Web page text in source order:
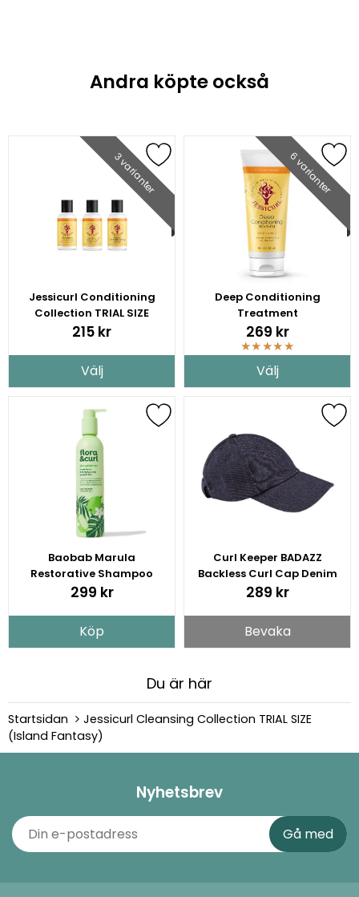
Andra köpte också
3 varianter
Jessicurl Conditioning
Collection TRIAL SIZE
215 kr
Välj
6 varianter
Deep Conditioning
Treatment
★★★★★
269 kr
Välj
Baobab Marula
Restorative Shampoo
299 kr
Köp
Curl Keeper BADAZZ
Backless Curl Cap Denim
Blue
289 kr
Bevaka
Du är här
Startsidan
Jessicurl Cleansing Collection TRIAL SIZE
(Island Fantasy)
Nyhetsbrev